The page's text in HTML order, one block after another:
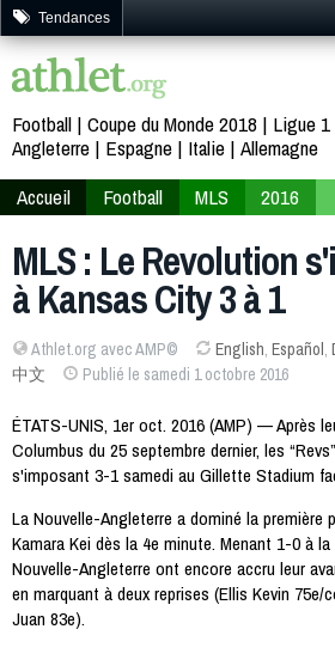
Tendances
Football Coupe du Monde 2018 Ligue 1
Angleterre
Espagne Italie Allemagne
Accueil
Football MLS 2016
MLS : Le Revolution
à Kansas City 3 à 1
Athlet.org avec AMP© English, Español,
中文
Publié le samedi 1 octobre 2016
ÉTATS-UNIS, 1er oct. 2016 (AMP) — Après
Columbus du 25 septembre dernier, les
s'imposant 3-1 samedi au Gillette Stadium
La Nouvelle-Angleterre a dominé la première
Kamara Kei dès la 4e minute. Menant 1-0 à
Nouvelle-Angleterre ont encore accru leur
en marquant à deux reprises (Ellis Kevin
Juan 83e).